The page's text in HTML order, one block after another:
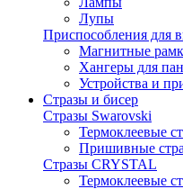
Лупы
Приспособления для
Магнитные
Хангеры для
Устройства и
Стразы и бисер
Стразы Swarovski
Термоклеевые
Пришивные
Стразы CRYSTAL
Термоклеевые